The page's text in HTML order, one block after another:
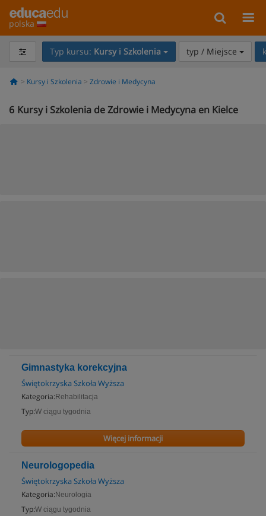
polska
Typ kursu: Kursy i Szkolenia typ / Miejsce
Kursy i Szkolenia Zdrowie i Medycyna
6 Kursy i Szkolenia de Zdrowie i Medycyna en Kielce
Gimnastyka korekcyjna
Świętokrzyska Szkoła Wyższa
Kategoria: Rehabilitacja
Typ:W ciągu tygodnia
Więcej informacji
Neurologopedia
Świętokrzyska Szkoła Wyższa
Kategoria: Neurologia
Typ:W ciągu tygodnia